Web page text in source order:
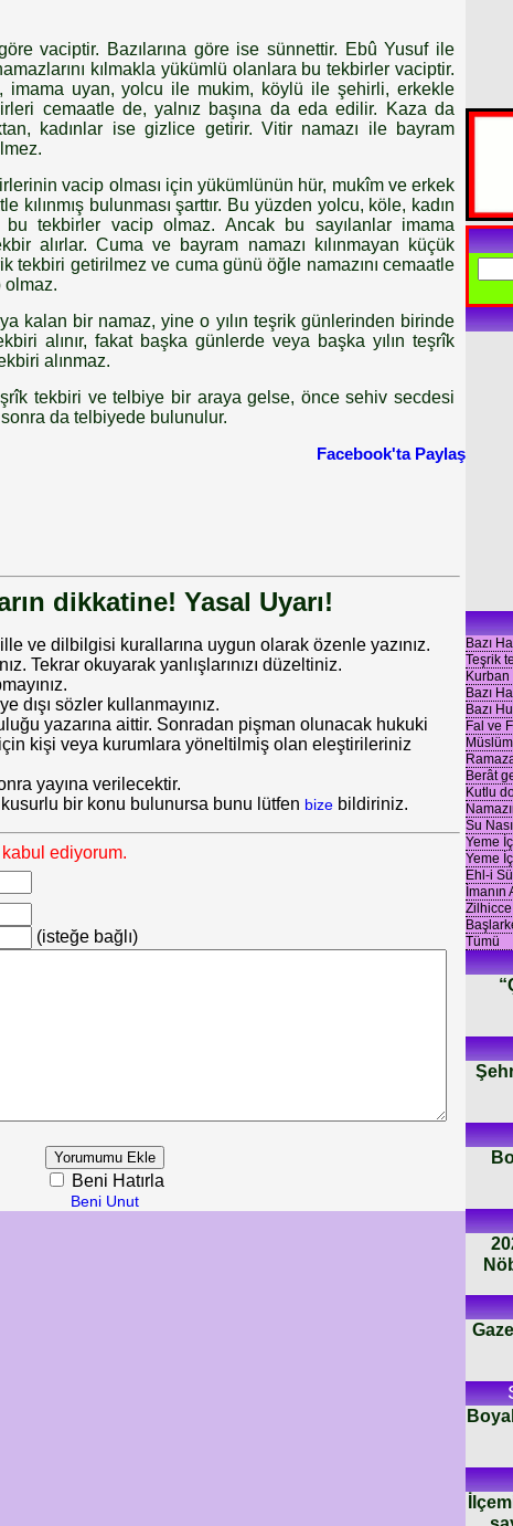
vaciptir. Bazılarına göre ise sünnettir. Ebû Yusuf ile
kılmakla yükümlü olanlara bu tekbirler vaciptir.
imama uyan, yolcu ile mukim, köylü ile şehirli, erkekle
cemaatle de, yalnız başına da eda edilir. Kaza da
kadınlar ise gizlice getirir. Vitir namazı ile bayram
vacip olması için yükümlünün hür, mukîm ve erkek
kılınmış bulunması şarttır. Bu yüzden yolcu, köle, kadın
tekbirler vacip olmaz. Ancak bu sayılanlar imama
alırlar. Cuma ve bayram namazı kılınmayan küçük
tekbiri getirilmez ve cuma günü öğle namazını cemaatle
olmaz.
kalan bir namaz, yine o yılın teşrik günlerinden birinde
alınır, fakat başka günlerde veya başka yılın teşrîk
alınmaz.
tekbiri ve telbiye bir araya gelse, önce sehiv secdesi
sonra da telbiyede bulunulur.
Facebook'ta Paylaş
dikkatine! Yasal Uyarı!
ve dilbilgisi kurallarına uygun olarak özenle yazınız.
Tekrar okuyarak yanlışlarınızı düzeltiniz.
dışı sözler kullanmayınız.
yazarına aittir. Sonradan pişman olunacak hukuki
kişi veya kurumlara yöneltilmiş olan eleştirileriniz
yayına verilecektir.
kusurlu bir konu bulunursa bunu lütfen bize bildiriniz.
kabul ediyorum.
(isteğe bağlı)
Beni Hatırla
Beni Unut
Bazı
Teşrik
Kurban
Bazı
Bazı
Fal ve
Berât
Kutlu
Su
Yeme
Yeme
Ehl-i
İmanın
Zilhicce
Tümü